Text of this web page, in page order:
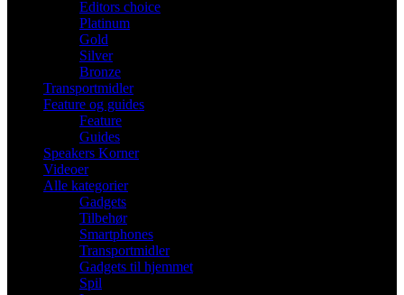
Editors choice
Platinum
Gold
Silver
Bronze
Transportmidler
Feature og guides
Feature
Guides
Speakers Korner
Videoer
Alle kategorier
Gadgets
Tilbehør
Smartphones
Transportmidler
Gadgets til hjemmet
Spil